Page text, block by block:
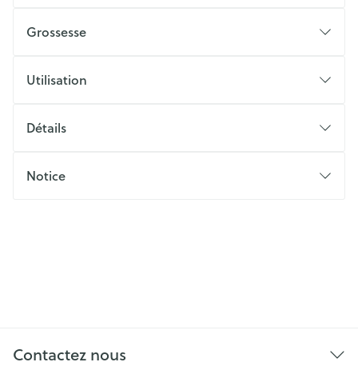
Grossesse
Utilisation
Détails
Notice
Contactez nous